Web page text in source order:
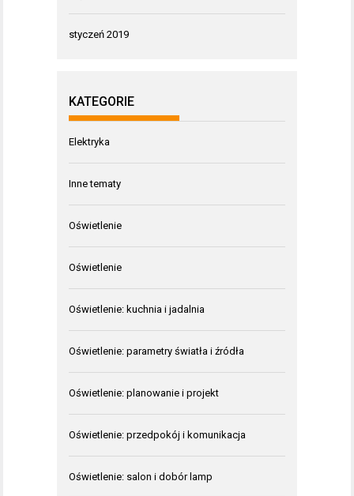
styczeń 2019
KATEGORIE
Elektryka
Inne tematy
Oświetlenie
Oświetlenie
Oświetlenie: kuchnia i jadalnia
Oświetlenie: parametry światła i źródła
Oświetlenie: planowanie i projekt
Oświetlenie: przedpokój i komunikacja
Oświetlenie: salon i dobór lamp